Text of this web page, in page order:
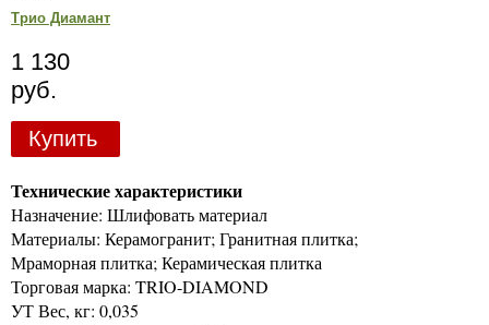
Трио Диамант
1 130
руб.
Купить
Технические характеристики
Назначение: Шлифовать материал
Материалы: Керамогранит; Гранитная плитка;
Мраморная плитка; Керамическая плитка
Торговая марка: TRIO-DIAMOND
УТ Вес, кг: 0,035